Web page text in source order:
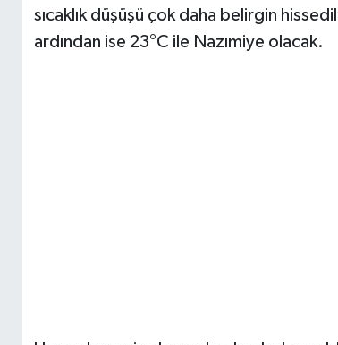
sıcaklık düşüşü çok daha belirgin
ardından ise 23°C ile Nazımiye olacak.